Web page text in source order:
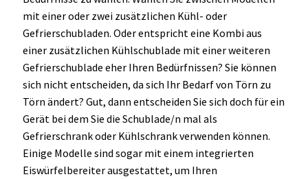
mit einer oder zwei zusätzlichen Kühl- oder
Gefrierschubladen. Oder entspricht eine Kombi aus
einer zusätzlichen Kühlschublade mit einer weiteren
Gefrierschublade eher Ihren Bedürfnissen? Sie können
sich nicht entscheiden, da sich Ihr Bedarf von Törn zu
Törn ändert? Gut, dann entscheiden Sie sich doch für ein
Gerät bei dem Sie die Schublade/n mal als
Gefrierschrank oder Kühlschrank verwenden können.
Einige Modelle sind sogar mit einem integrierten
Eiswürfelbereiter ausgestattet, um Ihren